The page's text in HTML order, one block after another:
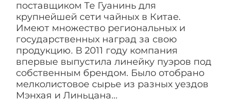
поставщиком Те Гуанинь для
крупнейшей сети чайных в Китае.
Имеют множество региональных и
государственных наград за свою
продукцию. В 2011 году компания
впервые выпустила линейку пуэров под
собственным брендом. Было отобрано
мелколистовое сырье из разных уездов
Мэнхая и Линьцана...